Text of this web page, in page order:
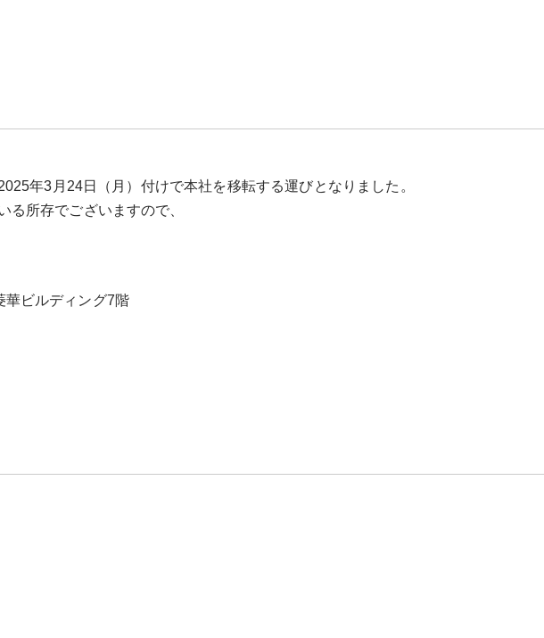
年3月24日（月）付けで本社を移転する運びとなりました。
る所存でございますので、
ビルディング7階